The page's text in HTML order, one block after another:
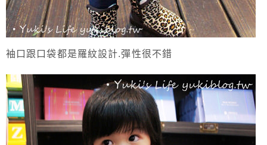
袖口跟口袋都是羅紋設計.彈性很不錯